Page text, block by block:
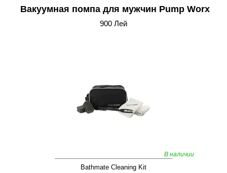
Вакуумная помпа для мужчин Pump Worx
900 Лей
В наличии
Bathmate Cleaning Kit